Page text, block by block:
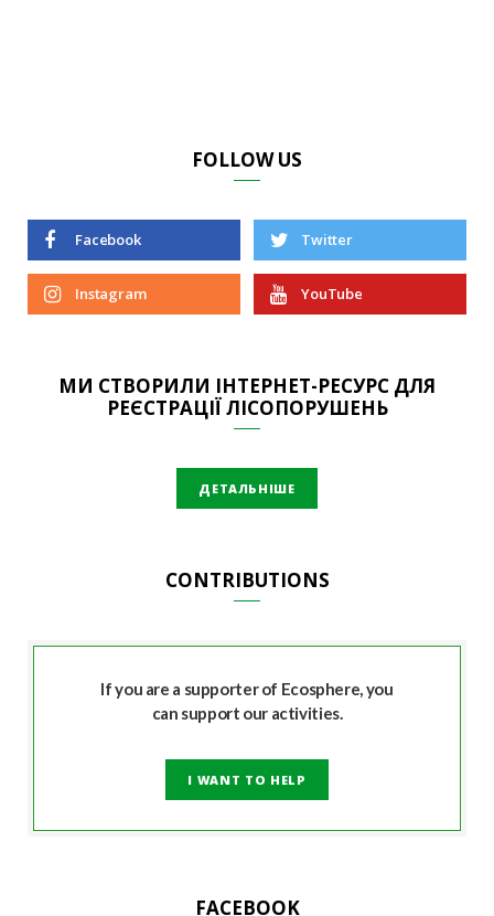
FOLLOW US
Facebook Twitter
Instagram YouTube
МИ СТВОРИЛИ ІНТЕРНЕТ-РЕСУРС ДЛЯ
РЕЄСТРАЦІЇ ЛІСОПОРУШЕНЬ
ДЕТАЛЬНІШЕ
CONTRIBUTIONS
If you are a supporter of Ecosphere, you
can support our activities.
I WANT TO HELP
FACEBOOK